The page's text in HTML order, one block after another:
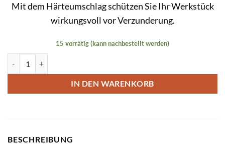
Mit dem Härteumschlag schützen Sie Ihr Werkstück
wirkungsvoll vor Verzunderung.
15 vorrätig (kann nachbestellt werden)
IN DEN WARENKORB
BESCHREIBUNG